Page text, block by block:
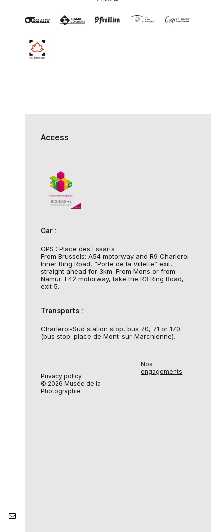
Access
Car :
GPS : Place des Essarts
From Brussels: A54 motorway and R9 Charleroi
Inner Ring Road, “Porte de la Villette” exit,
straight ahead for 3km. From Mons or from
Namur: E42 motorway, take the R3 Ring Road,
exit 5.
Transports :
Charleroi-Sud station stop, bus 70, 71 or 170
(bus stop: place de Mont-sur-Marchienne).
Privacy policy
© 2026 Musée de la
Photographie
Nos
engagements